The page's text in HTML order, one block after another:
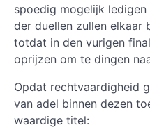
spoedig mogelijk
der duellen zullen elkaar
totdat in den vurigen
oprijzen om te dingen
Opdat rechtvaardigheid
van adel binnen dezen
waardige titel: